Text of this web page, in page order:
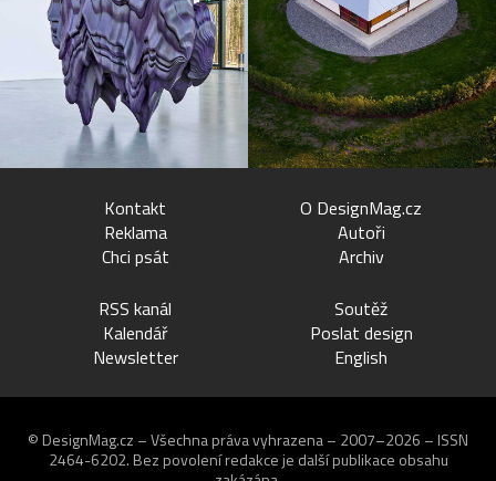
Kontakt
Reklama
Chci psát
O DesignMag.cz
Autoři
Archiv
RSS kanál
Kalendář
Newsletter
Soutěž
Poslat design
English
© DesignMag.cz – Všechna práva vyhrazena – 2007–2026 – ISSN
2464-6202. Bez povolení redakce je další publikace obsahu